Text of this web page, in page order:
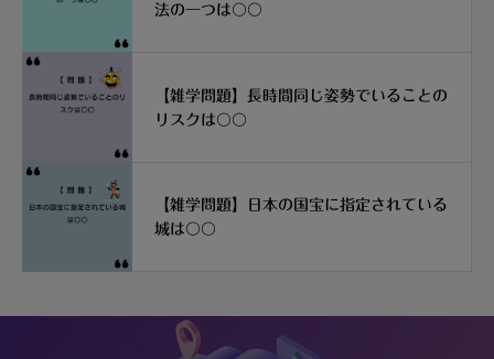
法の一つは〇〇
【雑学問題】長時間同じ姿勢でいることの
リスクは〇〇
【雑学問題】日本の国宝に指定されている
城は〇〇